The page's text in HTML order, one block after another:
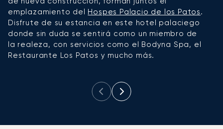
emplazamiento del Hospes Palacio de los Patos.
Disfrute de su estancia en este hotel palaciego
donde sin duda se sentirá como un miembro de
la realeza, con servicios como el Bodyna Spa, el
Restaurante Los Patos y mucho más.